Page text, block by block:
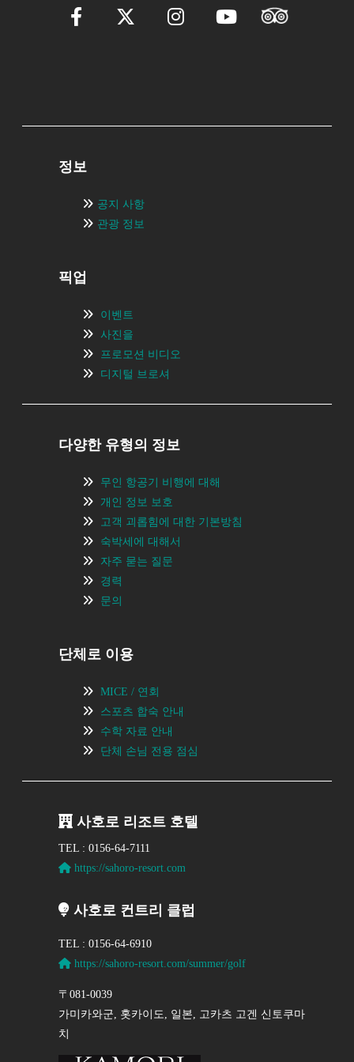
정보
공지 사항
관광 정보
픽업
이벤트
사진을
프로모션 비디오
디지털 브로셔
다양한 유형의 정보
무인 항공기 비행에 대해
개인 정보 보호
고객 괴롭힘에 대한 기본방침
숙박세에 대해서
자주 묻는 질문
경력
문의
단체로 이용
MICE / 연회
스포츠 합숙 안내
수학 자료 안내
단체 손님 전용 점심
사호로 리조트 호텔
TEL : 0156-64-7111
https://sahoro-resort.com
사호로 컨트리 클럽
TEL : 0156-64-6910
https://sahoro-resort.com/summer/golf
〒081-0039
가미카와군, 홋카이도, 일본, 고카츠 고겐 신토쿠마
치